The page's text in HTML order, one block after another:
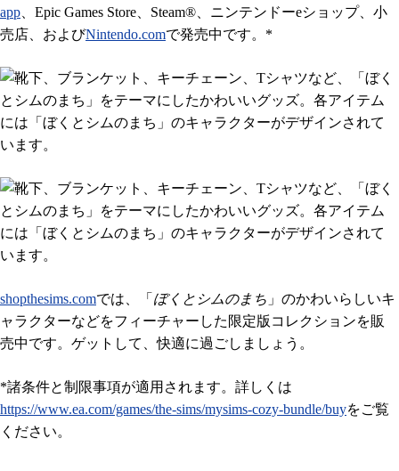
app 、Epic Games Store、Steam®、ニンテンドーeショップ、小
売店、およびNintendo.comで発売中です。*
shopthesims.comでは、「 ぼくとシムのまち 」のかわいらしいキ
ャラクターなどをフィーチャーした限定版コレクションを販
売中です。ゲットして、快適に過ごしましょう。
*諸条件と制限事項が適用されます。詳しくは
https://www.ea.com/games/the-sims/mysims-cozy-bundle/buyをご覧
ください。